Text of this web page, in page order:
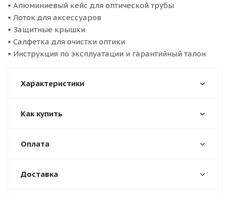
• Алюминиевый кейс для оптической трубы
• Лоток для аксессуаров
• Защитные крышки
• Салфетка для очистки оптики
• Инструкция по эксплуатации и гарантийный талон
Характеристики
Как купить
Оплата
Доставка